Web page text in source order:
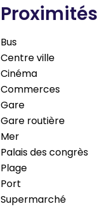
Proximités
Bus
Centre ville
Cinéma
Commerces
Gare
Gare routière
Mer
Palais des congrès
Plage
Port
Supermarché